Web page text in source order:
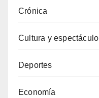
Crónica
Cultura y espectáculo
Deportes
Economía